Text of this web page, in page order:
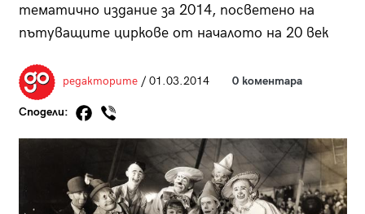
тематично издание за 2014, посветено на
пътуващите циркове от началото на 20 век
редакторите/ 01.03.2014 0 коментара
Сподели: